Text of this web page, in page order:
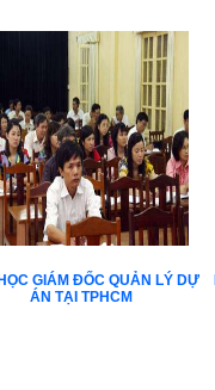
GIÁM ĐỐC QUẢN LÝ DỰ
ÁN TẠI TPHCM